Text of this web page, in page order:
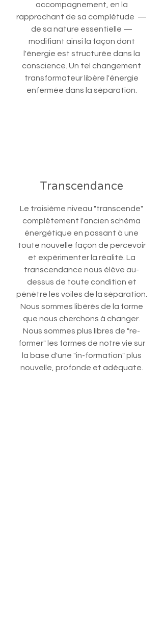
accompagnement, en la
rapprochant de sa complétude —
de sa nature essentielle —
modifiant ainsi la façon dont
l'énergie est structurée dans la
conscience. Un tel changement
transformateur libère l'énergie
enfermée dans la séparation.
Transcendance
Le troisième niveau "transcende"
complètement l'ancien schéma
énergétique en passant à une
toute nouvelle façon de percevoir
et expérimenter la réalité. La
transcendance nous élève au-
dessus de toute condition et
pénètre les voiles de la séparation.
Nous sommes libérés de la forme
que nous cherchons à changer.
Nous sommes plus libres de "re-
former" les formes de notre vie sur
la base d'une "in-formation" plus
nouvelle, profonde et adéquate.